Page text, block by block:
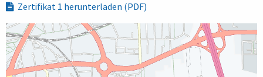
Zertifikat 1 herunterladen (PDF)